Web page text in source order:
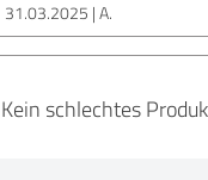
31.03.2025 A.
Kein schlechtes